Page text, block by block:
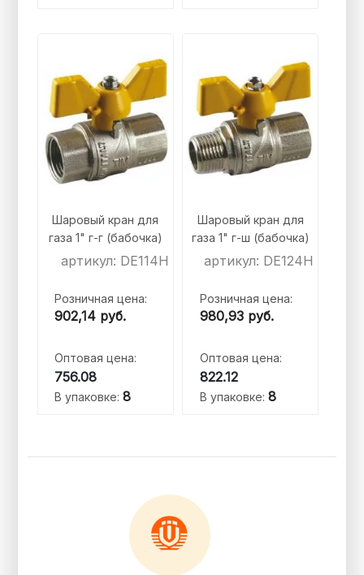
Шаровый кран для
газа 1" г-г (бабочка)
артикул: DE114H
Розничная цена:
902,14 руб.
Оптовая цена:
756.08
В упаковке:8
Шаровый кран для
газа 1" г-ш (бабочка)
артикул: DE124H
Розничная цена:
980,93 руб.
Оптовая цена:
822.12
В упаковке: 8